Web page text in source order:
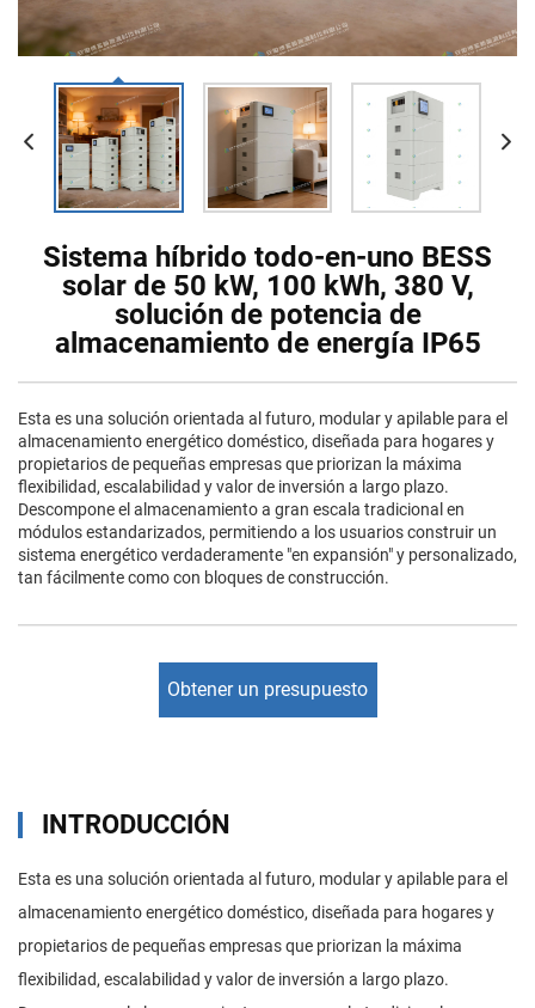
Sistema híbrido todo-en-uno BESS
solar de 50 kW, 100 kWh, 380 V,
solución de potencia de
almacenamiento de energía IP65
Esta es una solución orientada al futuro, modular y apilable para el
almacenamiento energético doméstico, diseñada para hogares y
propietarios de pequeñas empresas que priorizan la máxima
flexibilidad, escalabilidad y valor de inversión a largo plazo.
Descompone el almacenamiento a gran escala tradicional en
módulos estandarizados, permitiendo a los usuarios construir un
sistema energético verdaderamente "en expansión" y personalizado,
tan fácilmente como con bloques de construcción.
Obtener un presupuesto
INTRODUCCIÓN
Esta es una solución orientada al futuro, modular y apilable para el
almacenamiento energético doméstico, diseñada para hogares y
propietarios de pequeñas empresas que priorizan la máxima
flexibilidad, escalabilidad y valor de inversión a largo plazo.